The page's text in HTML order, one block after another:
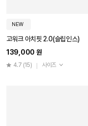
NEW
고워크 아치핏 2.0(슬립인스)
139,000 원
4.7 (15) 사이즈